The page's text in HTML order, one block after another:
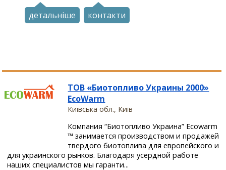
детальніше контакти
ТОВ «Биотопливо Украины 2000»
EcoWarm
Київська обл., Київ
Компания “Биотопливо Украина” Ecowarm
™ занимается производством и продажей
твердого биотоплива для европейского и
для украинского рынков. Благодаря усердной работе
наших специалистов мы гаранти...